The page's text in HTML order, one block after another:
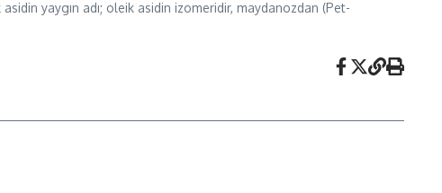
yaygın adı; oleik asidin izomeridir, maydanozdan (Pet-